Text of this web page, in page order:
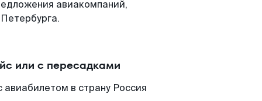
авиакомпаний,
или с пересадками
в страну Россия